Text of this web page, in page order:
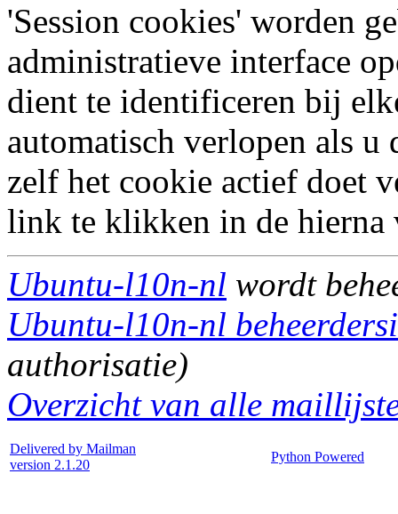
'Session cookies' worden
administratieve interface
dient te identificeren bij
automatisch verlopen als
zelf het cookie actief doet
link te klikken in de hierna
Ubuntu-l10n-nl wordt
Ubuntu-l10n-nl
authorisatie)
Overzicht van alle
Delivered by Mailman
version 2.1.20
Python Powered